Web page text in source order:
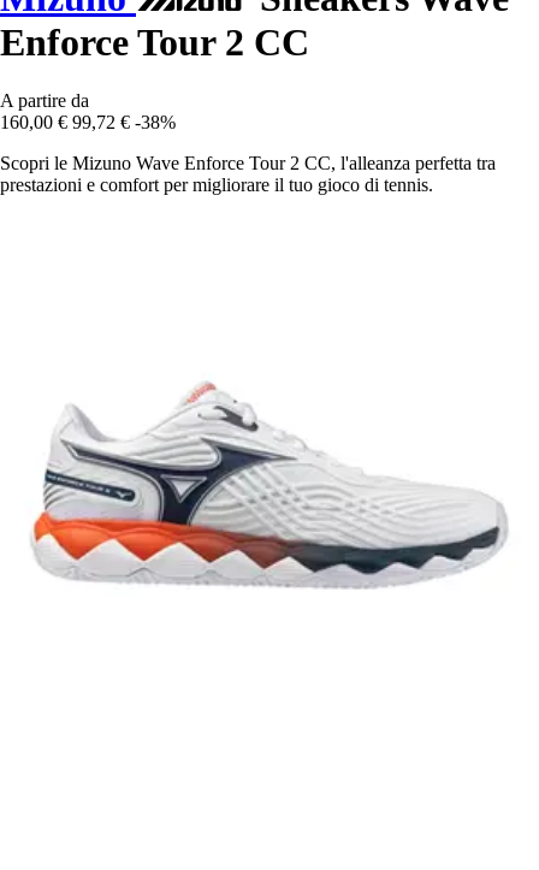
Enforce Tour 2 CC
A partire da
160,00 € 99,72 € -38%
Scopri le Mizuno Wave Enforce Tour 2 CC, l'alleanza perfetta tra
prestazioni e comfort per migliorare il tuo gioco di tennis.